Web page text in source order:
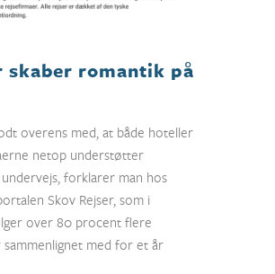
skaber romantik på
overens med, at både hoteller
netop understøtter
forklarer man hos
Skov Rejser, som i
over 80 procent flere
med for et år